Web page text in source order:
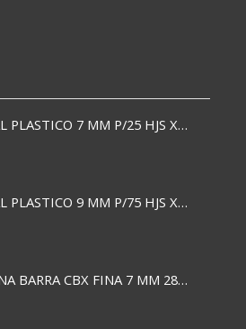
ESPIRAL PLASTICO 7 MM P/25 HJS X50x3000
ESPIRAL PLASTICO 9 MM P/75 HJS X50X2400
SILICONA BARRA CBX FINA 7 MM 28 CM